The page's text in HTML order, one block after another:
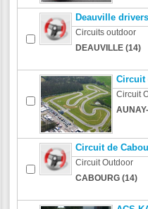
Deauville
Circuits outdoor
DEAUVILLE (14)
Circuit
Circuit
Circuit de
Circuit Outdoor
CABOURG (14)